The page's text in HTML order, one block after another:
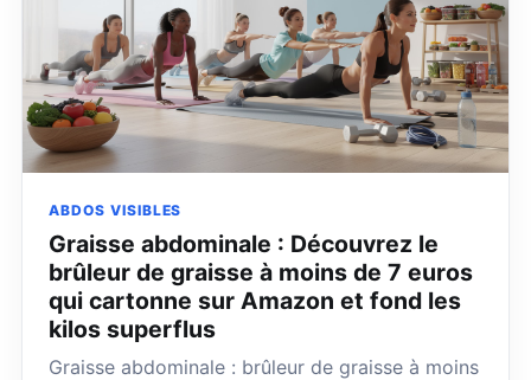
ABDOS VISIBLES
Graisse abdominale : Découvrez le
brûleur de graisse à moins de 7 euros
qui cartonne sur Amazon et fond les
kilos superflus
Graisse abdominale : brûleur de graisse à moins